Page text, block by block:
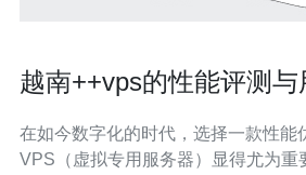
越南++vps的性能评测
在如今数字化的时代，选择一款性能
VPS（虚拟专用服务器）显得尤为重